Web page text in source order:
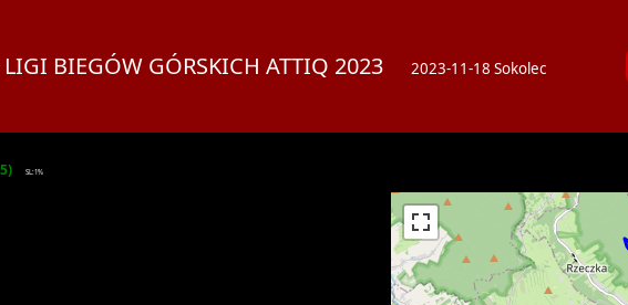
BIEGÓW GÓRSKICH ATTIQ 2023 2023-11-18 Sokolec
SL:1%